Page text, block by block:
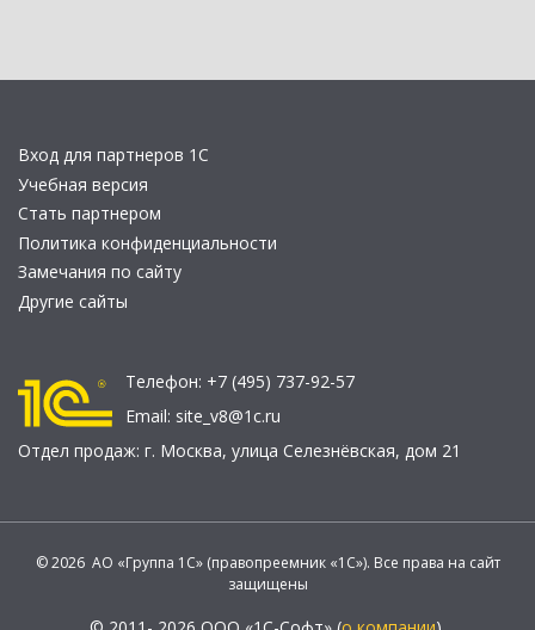
Вход для партнеров 1С
Учебная версия
Стать партнером
Политика конфиденциальности
Замечания по сайту
Другие сайты
Телефон: +7 (495) 737-92-57
Email: site_v8@1c.ru
Отдел продаж: г. Москва, улица Селезнёвская, дом 21
© 2026 АО «Группа 1С» (правопреемник «1С»). Все права на сайт
защищены